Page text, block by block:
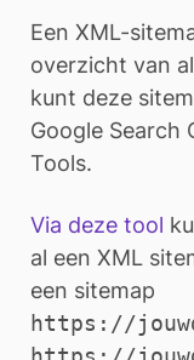
Een XML-
overzicht van
kunt deze
Google Search
Tools.
Via deze tool
al een XML
een sitemap
https://